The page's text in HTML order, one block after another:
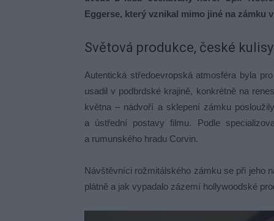
Eggerse, který vznikal mimo jiné na zámku
Světová produkce, české kulisy
Autentická středoevropská atmosféra byla
usadil v podbrdské krajině, konkrétně na
května – nádvoří a sklepení zámku
a ústřední postavy filmu. Podle
a rumunského hradu Corvin.
Návštěvníci rožmitálského zámku se při jeho
plátně a jak vypadalo zázemí hollywoodské